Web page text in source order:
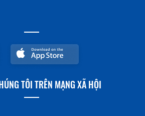
TÔI TRÊN MẠNG XÃ HỘI